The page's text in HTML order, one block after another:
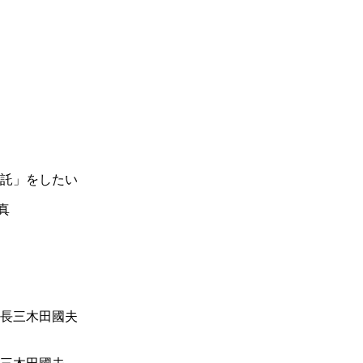
」をしたい